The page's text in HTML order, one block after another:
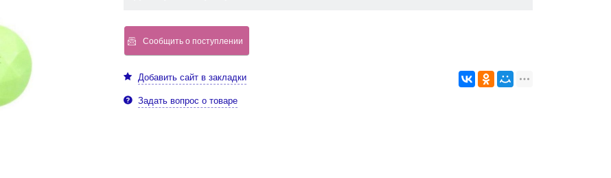
Сообщить о поступлении
Добавить сайт в закладки
Задать вопрос о товаре